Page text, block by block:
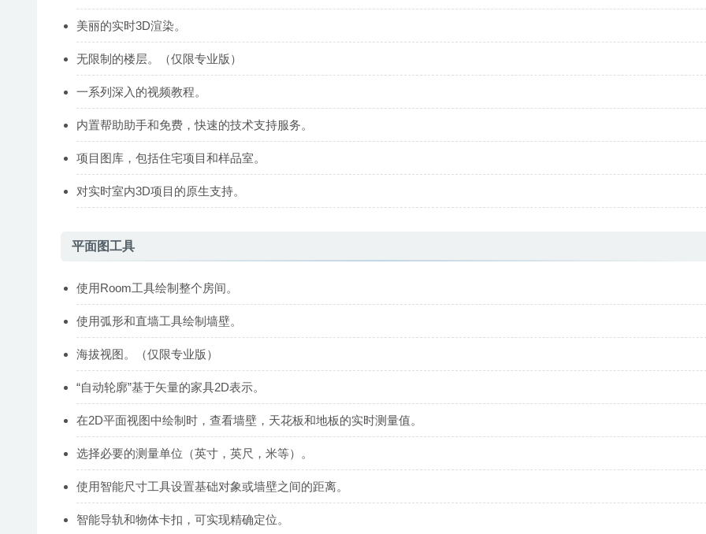
美丽的实时3D渲染。
无限制的楼层。（仅限专业版）
一系列深入的视频教程。
内置帮助助手和免费，快速的技术支持服务。
项目图库，包括住宅项目和样品室。
对实时室内3D项目的原生支持。
平面图工具
使用Room工具绘制整个房间。
使用弧形和直墙工具绘制墙壁。
海拔视图。（仅限专业版）
“自动轮廓”基于矢量的家具2D表示。
在2D平面视图中绘制时，查看墙壁，天花板和地板的实时测量值。
选择必要的测量单位（英寸，英尺，米等）。
使用智能尺寸工具设置基础对象或墙壁之间的距离。
智能导轨和物体卡扣，可实现精确定位。